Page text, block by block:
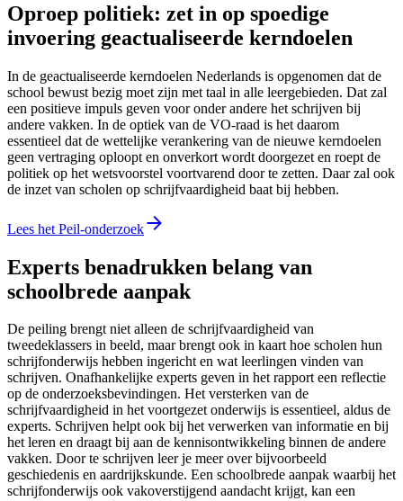
Oproep politiek: zet in op spoedige
invoering geactualiseerde kerndoelen
In de geactualiseerde kerndoelen Nederlands is opgenomen dat de
school bewust bezig moet zijn met taal in alle leergebieden. Dat zal
een positieve impuls geven voor onder andere het schrijven bij
andere vakken. In de optiek van de VO-raad is het daarom
essentieel dat de wettelijke verankering van de nieuwe kerndoelen
geen vertraging oploopt en onverkort wordt doorgezet en roept de
politiek op het wetsvoorstel voortvarend door te zetten. Daar zal ook
de inzet van scholen op schrijfvaardigheid baat bij hebben.
Lees het Peil-onderzoek
Experts benadrukken belang van
schoolbrede aanpak
De peiling brengt niet alleen de schrijfvaardigheid van
tweedeklassers in beeld, maar brengt ook in kaart hoe scholen hun
schrijfonderwijs hebben ingericht en wat leerlingen vinden van
schrijven. Onafhankelijke experts geven in het rapport een reflectie
op de onderzoeksbevindingen. Het versterken van de
schrijfvaardigheid in het voortgezet onderwijs is essentieel, aldus de
experts. Schrijven helpt ook bij het verwerken van informatie en bij
het leren en draagt bij aan de kennisontwikkeling binnen de andere
vakken. Door te schrijven leer je meer over bijvoorbeeld
geschiedenis en aardrijkskunde. Een schoolbrede aanpak waarbij het
schrijfonderwijs ook vakoverstijgend aandacht krijgt, kan een